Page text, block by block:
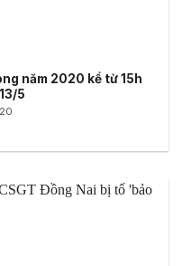
năm 2020 kể từ 15h
5